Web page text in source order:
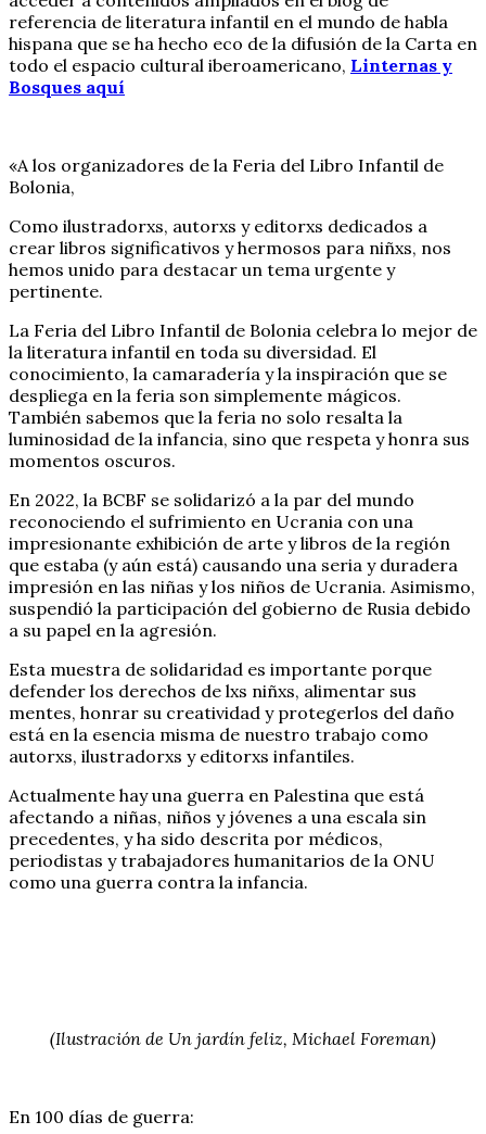
referencia de literatura infantil en el mundo de habla
hispana que se ha hecho eco de la difusión de la Carta en
todo el espacio cultural iberoamericano, Linternas y
Bosques aquí
«A los organizadores de la Feria del Libro Infantil de
Bolonia,
Como ilustradorxs, autorxs y editorxs dedicados a
crear libros significativos y hermosos para niñxs, nos
hemos unido para destacar un tema urgente y
pertinente.
La Feria del Libro Infantil de Bolonia celebra lo mejor de
la literatura infantil en toda su diversidad. El
conocimiento, la camaradería y la inspiración que se
despliega en la feria son simplemente mágicos.
También sabemos que la feria no solo resalta la
luminosidad de la infancia, sino que respeta y honra sus
momentos oscuros.
En 2022, la BCBF se solidarizó a la par del mundo
reconociendo el sufrimiento en Ucrania con una
impresionante exhibición de arte y libros de la región
que estaba (y aún está) causando una seria y duradera
impresión en las niñas y los niños de Ucrania. Asimismo,
suspendió la participación del gobierno de Rusia debido
a su papel en la agresión.
Esta muestra de solidaridad es importante porque
defender los derechos de lxs niñxs, alimentar sus
mentes, honrar su creatividad y protegerlos del daño
está en la esencia misma de nuestro trabajo como
autorxs, ilustradorxs y editorxs infantiles.
Actualmente hay una guerra en Palestina que está
afectando a niñas, niños y jóvenes a una escala sin
precedentes, y ha sido descrita por médicos,
periodistas y trabajadores humanitarios de la ONU
como una guerra contra la infancia.
(Ilustración de Un jardín feliz, Michael Foreman)
En 100 días de guerra: